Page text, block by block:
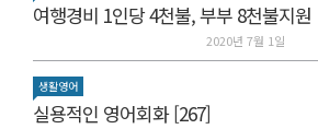
여행경비 1인당 4천불, 부부 8천불지원
2020년 7월 1일
생활영어
실용적인 영어회화 [267]